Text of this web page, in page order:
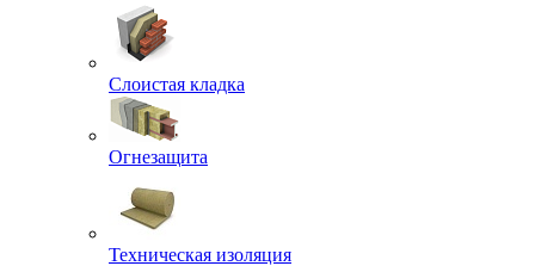
Слоистая кладка
Огнезащита
Техническая изоляция